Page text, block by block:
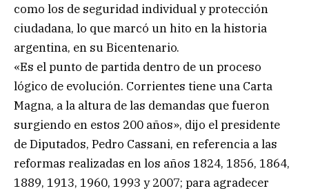
como los de seguridad individual y protección
ciudadana, lo que marcó un hito en la historia
argentina, en su Bicentenario.
«Es el punto de partida dentro de un proceso
lógico de evolución. Corrientes tiene una Carta
Magna, a la altura de las demandas que fueron
surgiendo en estos 200 años», dijo el presidente
de Diputados, Pedro Cassani, en referencia a las
reformas realizadas en los años 1824, 1856, 1864,
1889, 1913, 1960, 1993 y 2007; para agradecer